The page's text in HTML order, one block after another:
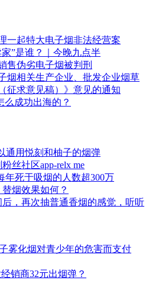
一起特大电子烟非法经营案
”是谁？｜今晚九点半
售伪劣电子烟被判刑
烟相关生产企业、批发企业烟草
征求意见稿）》意见的通知
么成功出海的？
通用悦刻和柚子的烟弹
丝社区app-relx me
年死于吸烟的人数超300万
烟效果如何？
，再次抽普通香烟的感觉，听听
雾化烟对青少年的危害而支付
销商32元出烟弹？